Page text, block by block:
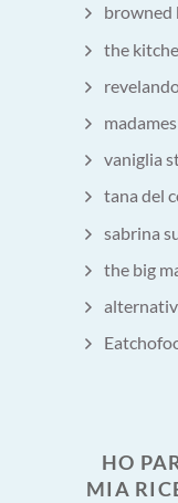
browned
the
vaniglia
tana del
sabrina
the big
HO
MIA